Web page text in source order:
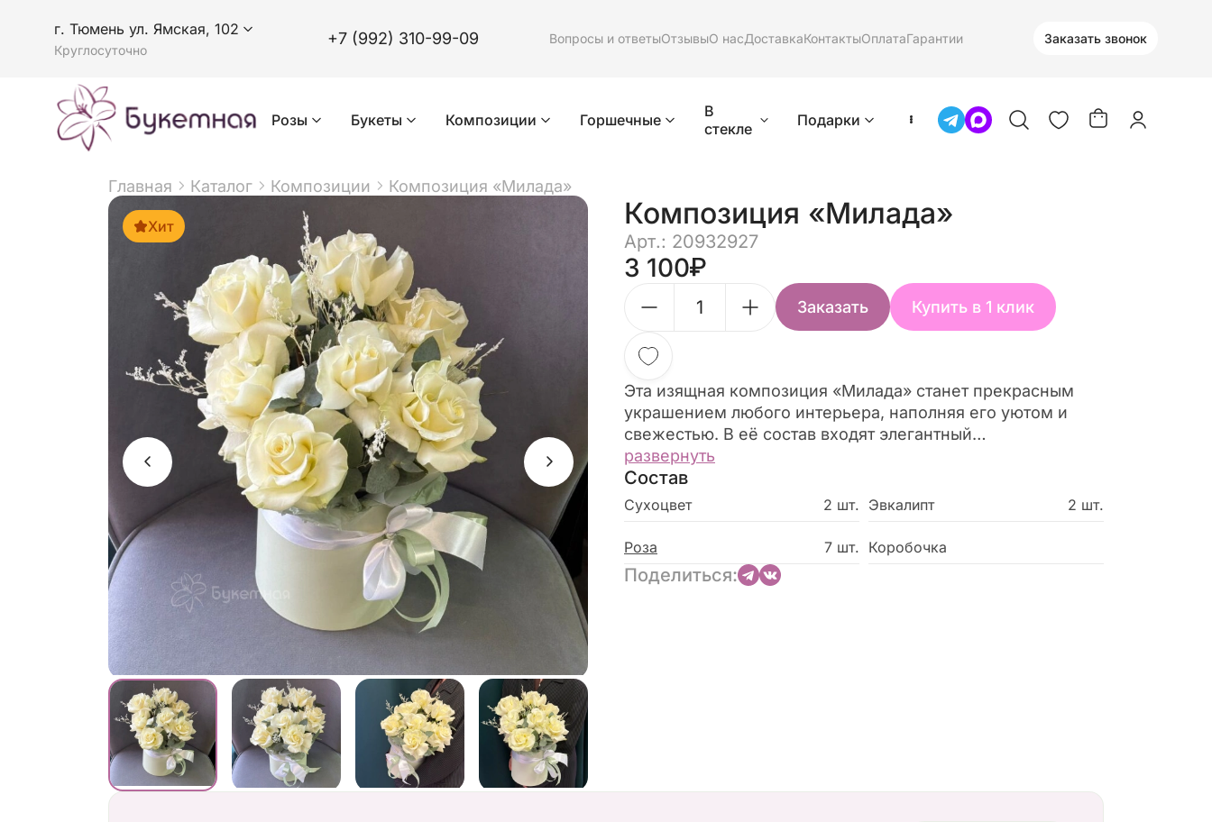
г. Тюмень ул. Ямская, 102
Круглосуточно
+7 (992) 310-99-09 Вопросы и ответыОтзывыО насДоставкаКонтактыОплатаГарантии Заказать звонок
Розы Букеты Композиции Горшечные
В
стекле
Подарки
Главная Каталог Композиции Композиция «Милада»
Хит Композиция «Милада»
Арт.: 20932927
3 100
Заказать Купить в 1 клик
Эта изящная композиция «Милада» станет прекрасным
украшением любого интерьера, наполняя его уютом и
свежестью. В её состав входят элегантный
стабилизированный Лимониум, нежный эвкалипт и
романтичные французские розы, создающие гармоничное
сочетание текстур и ароматов. Пусть ваша атмосфера
наполняется природной красотой и изысканностью с
помощью этой уникальной флористической композиции.
Идеальный подарок или стильное дополнение вашего
дома — выбирайте «Милада» и наслаждайтесь её
развернуть
Состав
Сухоцвет 2 шт. Эвкалипт 2 шт.
Роза 7 шт. Коробочка
Поделиться: